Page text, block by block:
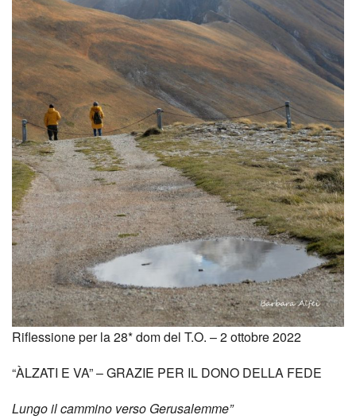
dei
Tra
gli
Altri
Riflessione per la 28* dom del T.O. – 2 ottobre 2022
“ÀLZATI E VA” – GRAZIE PER IL DONO DELLA FEDE
Lungo il cammino verso Gerusalemme”